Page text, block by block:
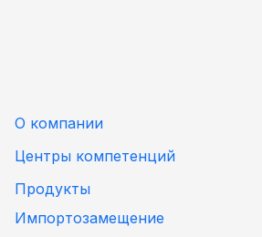
О компании
Центры компетенций
Продукты
Импортозамещение